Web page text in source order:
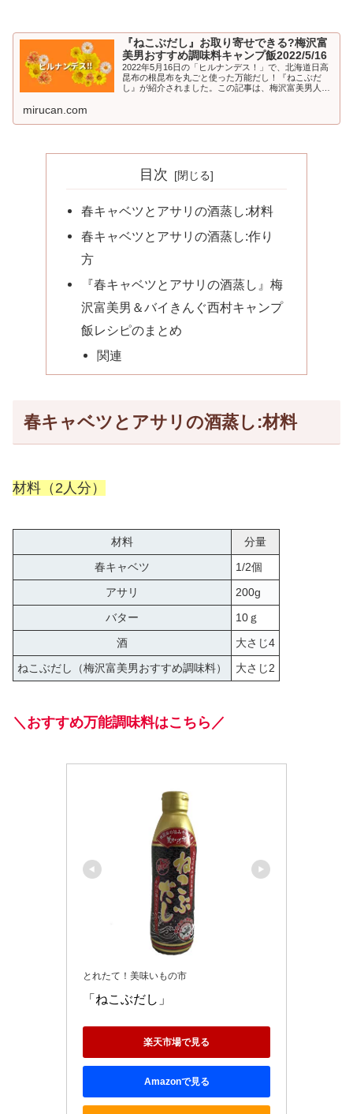
『ねこぶだし』お取り寄せできる?梅沢富
美男おすすめ調味料キャンプ飯2022/5/16
2022年5月16日の「ヒルナンデス！」で、北海道日高
昆布の根昆布を丸ごと使った万能だし！『ねこぶだ
し』が紹介されました。この記事は、梅沢富美男人生
mirucan.com
目次
春キャベツとアサリの酒蒸し:材料
春キャベツとアサリの酒蒸し:作り
方
『春キャベツとアサリの酒蒸し』梅
沢富美男＆バイきんぐ西村キャンプ
飯レシピのまとめ
関連
春キャベツとアサリの酒蒸し:材料
材料（2人分）
材料
分量
春キャベツ
1/2個
アサリ
200g
バター
10ｇ
酒
大さじ4
ねこぶだし（梅沢富美男おすすめ調味料）
大さじ2
＼おすすめ万能調味料はこちら／
とれたて！美味いもの市
「ねこぶだし」
楽天市場で見る
Amazonで見る